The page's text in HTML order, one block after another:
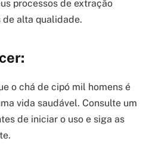
processos de extração
de alta qualidade.
o chá de cipó mil homens é
vida saudável. Consulte um
de iniciar o uso e siga as